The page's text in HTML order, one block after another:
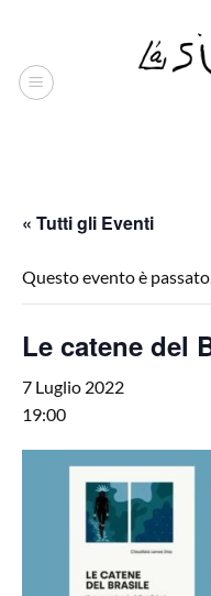
contenuti
« Tutti gli Eventi
Questo evento è
Le catene del
7 Luglio 2022
19:00